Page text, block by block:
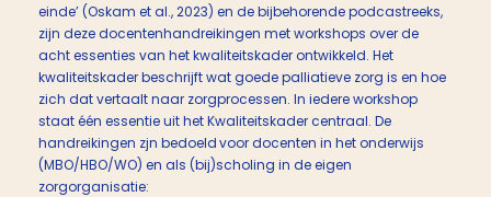
einde’ (Oskam et al., 2023) en de bijbehorende podcastreeks,
zijn deze docentenhandreikingen met workshops over de
acht essenties van het kwaliteitskader ontwikkeld. Het
kwaliteitskader beschrijft wat goede palliatieve zorg is en hoe
zich dat vertaalt naar zorgprocessen. In iedere workshop
staat één essentie uit het Kwaliteitskader centraal. De
handreikingen zjn bedoeld voor docenten in het onderwijs
(MBO/HBO/WO) en als (bij)scholing in de eigen
zorgorganisatie: